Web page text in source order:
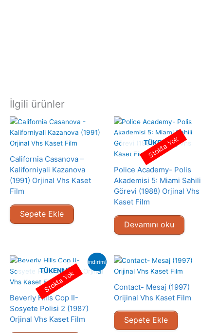
İlgili ürünler
California Casanova –
Kaliforniyali Kazanova
(1991) Orjinal Vhs Kaset
Film
Sepete Ekle
TÜKENMIŞ
Police Academy- Polis
Akademisi 5: Miami Sahili
Görevi (1988) Orjinal Vhs
Kaset Film
Devamını oku
Stokta Yok
indirim!
TÜKENMIŞ
Beverly Hills Cop II-
Sosyete Polisi 2 (1987)
Orjinal Vhs Kaset Film
Stokta Yok
Contact- Mesaj (1997)
Orijinal Vhs Kaset Film
Sepete Ekle